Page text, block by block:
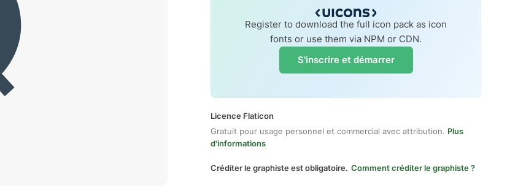
Register to download the full icon pack as icon
fonts or use them via NPM or CDN.
S'inscrire et démarrer
Licence Flaticon
Gratuit pour usage personnel et commercial avec attribution. Plus
d'informations
Créditer le graphiste est obligatoire. Comment créditer le graphiste ?